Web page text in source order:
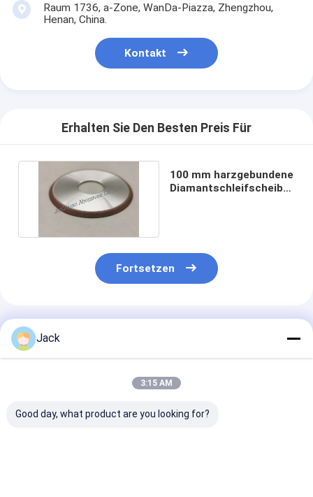
Raum 1736, a-Zone, WanDa-Piazza, Zhengzhou,
Henan, China.
Kontakt
Erhalten Sie Den Besten Preis Für
100 mm harzgebundene
Diamantschleifscheibe
Fortsetzen
Empfohlene Produkte
Jack
3:15 AM
Good day, what product are you looking for?